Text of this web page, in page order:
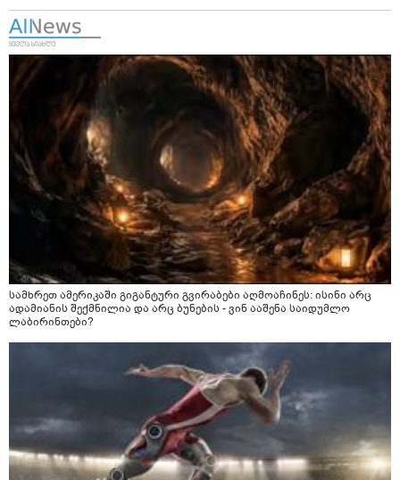
სამხრეთ ამერიკაში გიგანტური გვირაბები აღმოაჩინეს: ისინი არც
ადამიანის შექმნილია და არც ბუნების - ვინ ააშენა საიდუმლო
ლაბირინთები?